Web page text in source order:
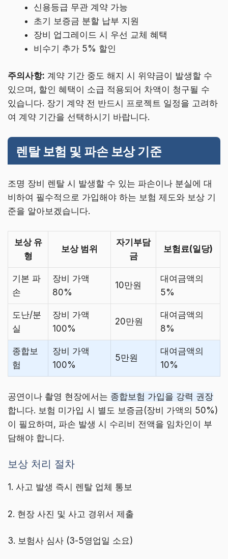
신용등급 무관 계약 가능
초기 보증금 분할 납부 지원
장비 업그레이드 시 우선 교체 혜택
비수기 추가 5% 할인
주의사항: 계약 기간 중도 해지 시 위약금이 발생할 수
있으며, 할인 혜택이 소급 적용되어 차액이 청구될 수
있습니다. 장기 계약 전 반드시 프로젝트 일정을 고려하
여 계약 기간을 선택하시기 바랍니다.
렌탈 보험 및 파손 보상 기준
조명 장비 렌탈 시 발생할 수 있는 파손이나 분실에 대
비하여 필수적으로 가입해야 하는 보험 제도와 보상 기
준을 알아보겠습니다.
보상 유
형
보상 범위
자기부담
금
보험료(일당)
기본 파
손
장비 가액
80%
10만원
대여금액의
5%
도난/분
실
장비 가액
100%
20만원
대여금액의
8%
종합보
험
장비 가액
100%
5만원
대여금액의
10%
공연이나 촬영 현장에서는 종합보험 가입을 강력 권장
합니다. 보험 미가입 시 별도 보증금(장비 가액의 50%)
이 필요하며, 파손 발생 시 수리비 전액을 임차인이 부
담해야 합니다.
보상 처리 절차
1. 사고 발생 즉시 렌탈 업체 통보
2. 현장 사진 및 사고 경위서 제출
3. 보험사 심사 (3-5영업일 소요)